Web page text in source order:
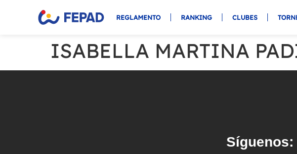
REGLAMENTO RANKING CLUBES
ISABELLA MARTINA
Síguenos: